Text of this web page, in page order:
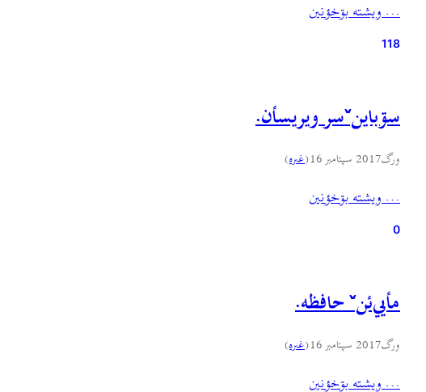
… ويشته بۊخؤنين
118
سۊباینˇسر ویریسأن.
ورگ2017 سپتامبر 16 (غىره)
… ويشته بۊخؤنين
0
مأیي‌ئنˇ حافظه.
ورگ2017 سپتامبر 16 (غىره)
… ويشته بۊخؤنين